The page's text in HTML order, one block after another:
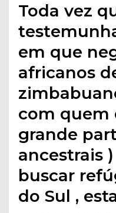
Toda vez
em que
africanos
com quem
grande
ancestrais
buscar
do Sul ,